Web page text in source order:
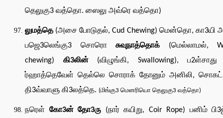
தெலுகு3 வத்தொ. ஸைலு அவ்ரெ வத்தொ)
லுமத்தெ (அசை போடுதல், Cud Chewing) மென்தொ, கா3யி
பஜெ3லெங்கு3 சொரொ சுவுநாத்தொக் (மெல்லாமல்,
chewing) கி3லின்(விழுங்கி, Swallowing),
ர்ஹாத்தெவேள் தெல்லெ சொராக் தோனும் அனிலி, சொகட்3
தி3வ்வாளு கி3லத்தெ. (மிங்கு3 மெனரியொ தெலுகு3 வத்தொ)
நரெள் கோ3ன் தோ3ரு (நார் கயிறு, Coir Rope) பனிம்